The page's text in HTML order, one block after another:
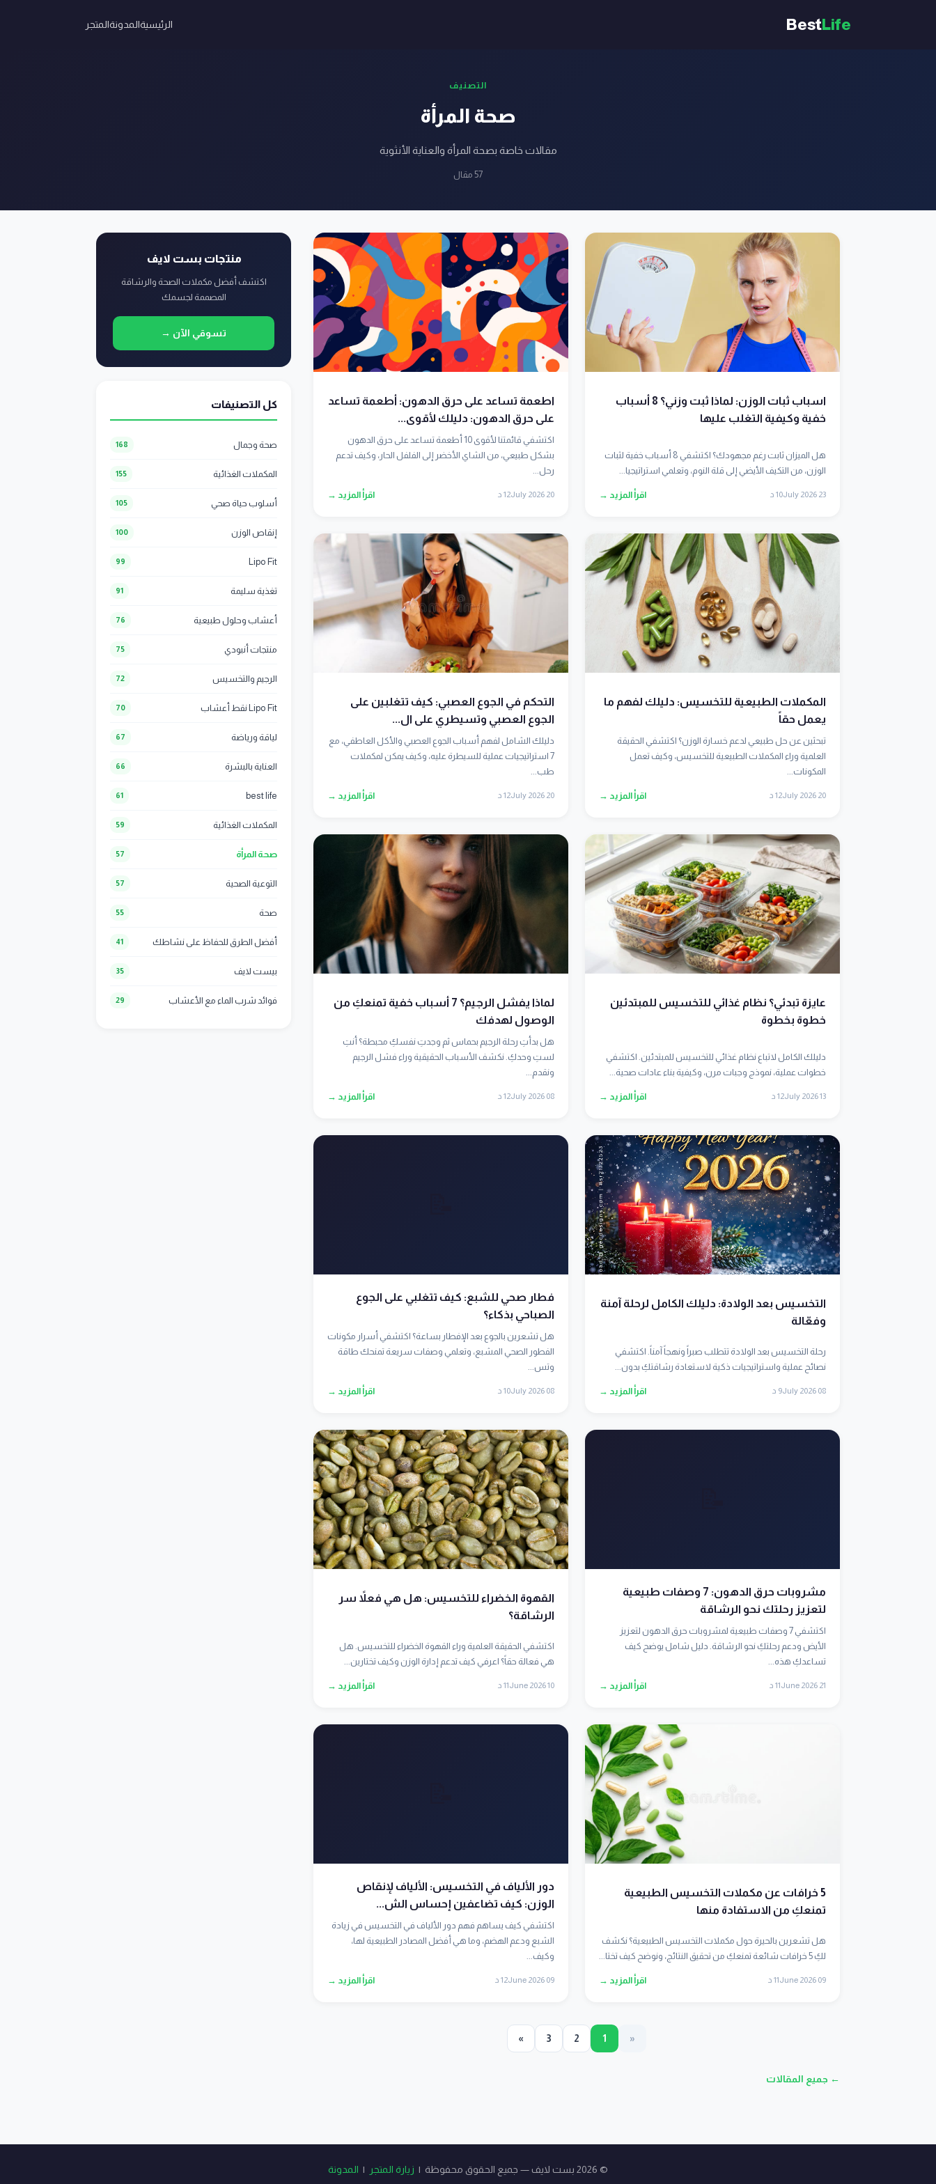
BestLife الرئيسيةالمدونةالمتجر
التصنيف
صحة المرأة
مقالات خاصة بصحة المرأة والعناية الأنثوية
57 مقال
اسباب ثبات الوزن: لماذا ثبت وزني؟ 8 أسباب
خفية وكيفية التغلب عليها
هل الميزان ثابت رغم مجهودك؟ اكتشفي 8 أسباب خفية لثبات
الوزن، من التكيف الأيضي إلى قلة النوم، وتعلمي استراتيجيا...
23 July 2026 10 د اقرأ المزيد →
اطعمة تساعد على حرق الدهون: أطعمة تساعد
على حرق الدهون: دليلك لأقوى...
اكتشفي قائمتنا لأقوى 10 أطعمة تساعد على حرق الدهون
بشكل طبيعي، من الشاي الأخضر إلى الفلفل الحار، وكيف تدعم
رحل...
20 July 2026 12 د اقرأ المزيد →
المكملات الطبيعية للتخسيس: دليلك لفهم ما
يعمل حقاً
تبحثين عن حل طبيعي لدعم خسارة الوزن؟ اكتشفي الحقيقة
العلمية وراء المكملات الطبيعية للتخسيس، وكيف تعمل
المكونات...
20 July 2026 12 د اقرأ المزيد →
التحكم في الجوع العصبي: كيف تتغلبين على
الجوع العصبي وتسيطري على ال...
دليلك الشامل لفهم أسباب الجوع العصبي والأكل العاطفي، مع
7 استراتيجيات عملية للسيطرة عليه، وكيف يمكن لمكملات
طب...
20 July 2026 12 د اقرأ المزيد →
عايزة تبدئي؟ نظام غذائي للتخسيس للمبتدئين
خطوة بخطوة
دليلك الكامل لاتباع نظام غذائي للتخسيس للمبتدئين. اكتشفي
خطوات عملية، نموذج وجبات مرن، وكيفية بناء عادات صحية...
13 July 2026 12 د اقرأ المزيد →
لماذا يفشل الرجيم؟ 7 أسباب خفية تمنعكِ من
الوصول لهدفك
هل بدأتِ رحلة الرجيم بحماس ثم وجدتِ نفسكِ محبطة؟ أنتِ
لستِ وحدكِ. نكشف الأسباب الحقيقية وراء فشل الرجيم
ونقدم...
08 July 2026 12 د اقرأ المزيد →
التخسيس بعد الولادة: دليلك الكامل لرحلة آمنة
وفعّالة
رحلة التخسيس بعد الولادة تتطلب صبراً ونهجاً آمناً. اكتشفي
نصائح عملية واستراتيجيات ذكية لاستعادة رشاقتكِ بدون...
08 July 2026 9 د اقرأ المزيد →
فطار صحي للشبع: كيف تتغلبي على الجوع
الصباحي بذكاء؟
هل تشعرين بالجوع بعد الإفطار بساعة؟ اكتشفي أسرار مكونات
الفطور الصحي المشبع، وتعلمي وصفات سريعة تمنحك طاقة
وتس...
08 July 2026 10 د اقرأ المزيد →
مشروبات حرق الدهون: 7 وصفات طبيعية
لتعزيز رحلتك نحو الرشاقة
اكتشفي 7 وصفات طبيعية لمشروبات حرق الدهون لتعزيز
الأيض ودعم رحلتكِ نحو الرشاقة. دليل شامل يوضح كيف
تساعدكِ هذه...
21 June 2026 11 د اقرأ المزيد →
القهوة الخضراء للتخسيس: هل هي فعلاً سر
الرشاقة؟
اكتشفي الحقيقة العلمية وراء القهوة الخضراء للتخسيس. هل
هي فعالة حقاً؟ اعرفي كيف تدعم إدارة الوزن وكيف تختارين...
10 June 2026 11 د اقرأ المزيد →
5 خرافات عن مكملات التخسيس الطبيعية
تمنعكِ من الاستفادة منها
هل تشعرين بالحيرة حول مكملات التخسيس الطبيعية؟ نكشف
لكِ 5 خرافات شائعة تمنعكِ من تحقيق النتائج، ونوضح كيف تختا...
09 June 2026 11 د اقرأ المزيد →
دور الألياف في التخسيس: الألياف لإنقاص
الوزن: كيف تضاعفين إحساس الش...
اكتشفي كيف يساهم فهم دور الألياف في التخسيس في زيادة
الشبع ودعم الهضم، وما هي أفضل المصادر الطبيعية لها،
وكيف...
09 June 2026 12 د اقرأ المزيد →
«
1
2
3
»
← جميع المقالات
منتجات بست لايف
اكتشف أفضل مكملات الصحة والرشاقة
المصممة لجسمك
تسوقي الآن →
كل التصنيفات
صحة وجمال 168
المكملات الغذائية 155
أسلوب حياة صحي 105
إنقاص الوزن 100
Lipo Fit
99
تغذية سليمة 91
أعشاب وحلول طبيعية 76
منتجات أنبودي 75
الرجيم والتخسيس 72
Lipo Fit نقط أعشاب 70
لياقة ورياضة 67
العناية بالبشرة 66
best life
61
المكملات الغذائية 59
صحة المرأة 57
التوعية الصحية 57
صحة 55
أفضل الطرق للحفاظ على نشاطك 41
بيست لايف 35
فوائد شرب الماء مع الأعشاب 29
© 2026 بست لايف — جميع الحقوق محفوظة | زيارة المتجر | المدونة